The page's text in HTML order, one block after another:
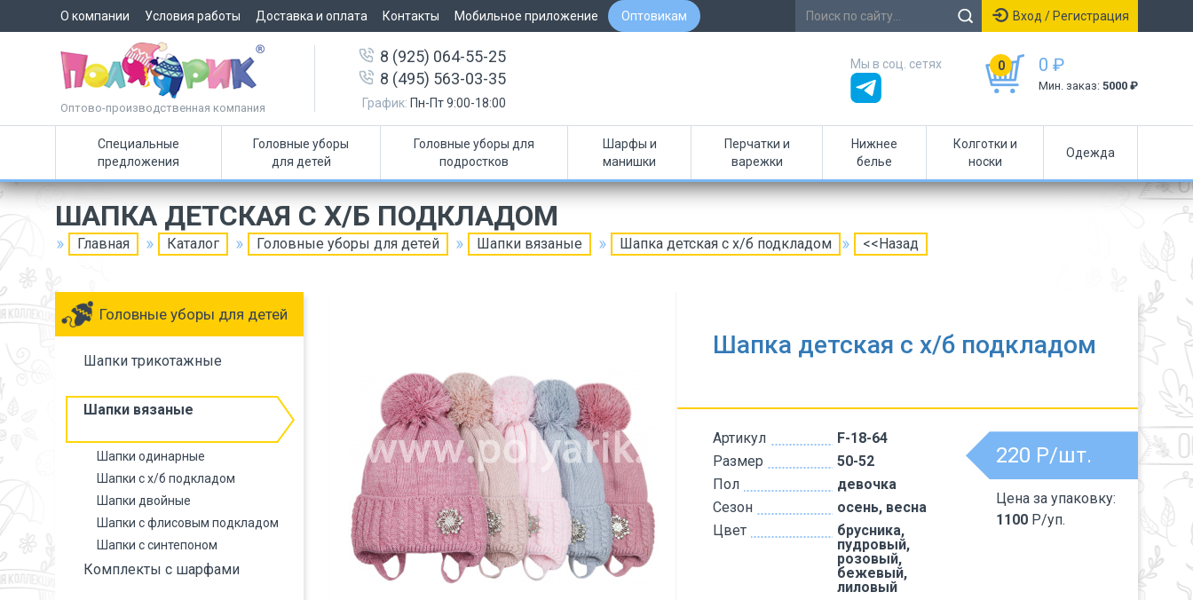
О компании Условия работы Доставка и оплата Контакты Мобильное приложение Оптовикам Вход / Регистрация
Оптово-производственная компания
8 (925) 064-55-25
8 (495) 563-03-35
График: Пн-Пт 9:00-18:00
0 0 ₽
Мин. заказ: 5000 ₽
Мы в соц. сетях
Специальные
предложения
Головные уборы
для детей
Головные уборы для
подростков
Шарфы и
манишки
Перчатки и
варежки
Нижнее
белье
Колготки и
носки
Одежда
ШАПКА ДЕТСКАЯ С Х/Б ПОДКЛАДОМ
Главная Каталог Головные уборы для детей Шапки вязаные Шапка детская с х/б подкладом <<Назад
Головные уборы для детей
Шапки трикотажные
Шапки вязаные
Шапки одинарные
Шапки с х/б подкладом
Шапки двойные
Шапки с флисовым подкладом
Шапки с синтепоном
Комплекты с шарфами
Шапка детская с х/б подкладом
Артикул
F-18-64
Размер
50-52
Пол
девочка
Сезон
осень, весна
Цвет
брусника,
пудровый,
розовый,
бежевый,
лиловый
220 Р/шт.
Цена за упаковку:
1100 Р/уп.